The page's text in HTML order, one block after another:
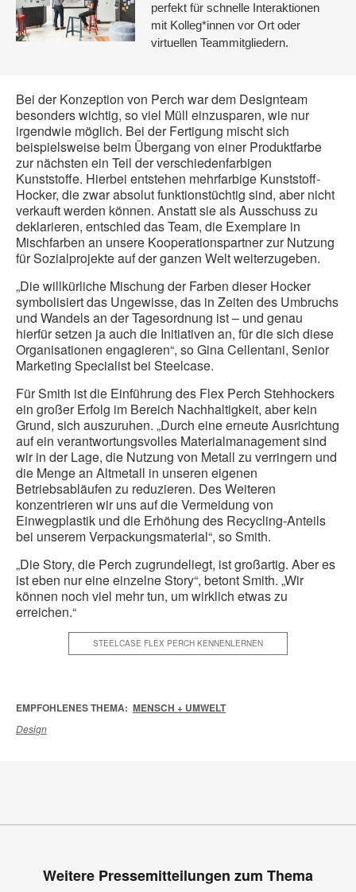
perfekt für schnelle Interaktionen
mit Kolleg*innen vor Ort oder
virtuellen Teammitgliedern.
Bei der Konzeption von Perch war dem Designteam
besonders wichtig, so viel Müll einzusparen, wie nur
irgendwie möglich. Bei der Fertigung mischt sich
beispielsweise beim Übergang von einer Produktfarbe
zur nächsten ein Teil der verschiedenfarbigen
Kunststoffe. Hierbei entstehen mehrfarbige Kunststoff-
Hocker, die zwar absolut funktionstüchtig sind, aber nicht
verkauft werden können. Anstatt sie als Ausschuss zu
deklarieren, entschied das Team, die Exemplare in
Mischfarben an unsere Kooperationspartner zur Nutzung
für Sozialprojekte auf der ganzen Welt weiterzugeben.
„Die willkürliche Mischung der Farben dieser Hocker
symbolisiert das Ungewisse, das in Zeiten des Umbruchs
und Wandels an der Tagesordnung ist – und genau
hierfür setzen ja auch die Initiativen an, für die sich diese
Organisationen engagieren“, so Gina Cellentani, Senior
Marketing Specialist bei Steelcase.
Für Smith ist die Einführung des Flex Perch Stehhockers
ein großer Erfolg im Bereich Nachhaltigkeit, aber kein
Grund, sich auszuruhen. „Durch eine erneute Ausrichtung
auf ein verantwortungsvolles Materialmanagement sind
wir in der Lage, die Nutzung von Metall zu verringern und
die Menge an Altmetall in unseren eigenen
Betriebsabläufen zu reduzieren. Des Weiteren
konzentrieren wir uns auf die Vermeidung von
Einwegplastik und die Erhöhung des Recycling-Anteils
bei unserem Verpackungsmaterial“, so Smith.
„Die Story, die Perch zugrundeliegt, ist großartig. Aber es
ist eben nur eine einzelne Story“, betont Smith. „Wir
können noch viel mehr tun, um wirklich etwas zu
erreichen.“
STEELCASE FLEX PERCH KENNENLERNEN
EMPFOHLENES THEMA: MENSCH + UMWELT
Design
Weitere Pressemitteilungen zum Thema